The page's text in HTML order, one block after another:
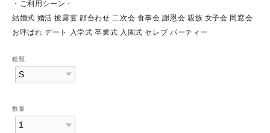
・ご利用シーン・
結婚式 婚活 披露宴 顔合わせ 二次会 食事会 謝恩会 親族 女子会 同窓会
お呼ばれ デート 入学式 卒業式 入園式 セレブ パーティー
種類
数量